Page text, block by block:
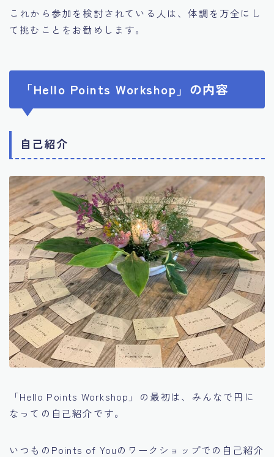
これから参加を検討されている人は、体調を万全にし
て挑むことをお勧めします。
「Hello Points Workshop」の内容
自己紹介
「Hello Points Workshop」の最初は、みんなで円に
なっての自己紹介です。
いつものPoints of Youのワークショップでの自己紹介